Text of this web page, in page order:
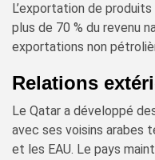
L’exportation de
plus de 70 % du revenu
exportations non
Relations
Le Qatar a développé
avec ses voisins arabes
et les EAU. Le pays